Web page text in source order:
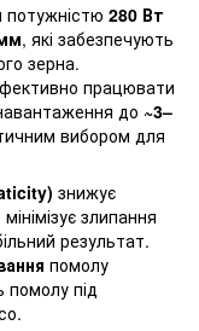
280 Вт
, які забезпечують
зерна.
працювати
до ~3–
вибором для
знижує
злипання
результат.
помолу
помолу під